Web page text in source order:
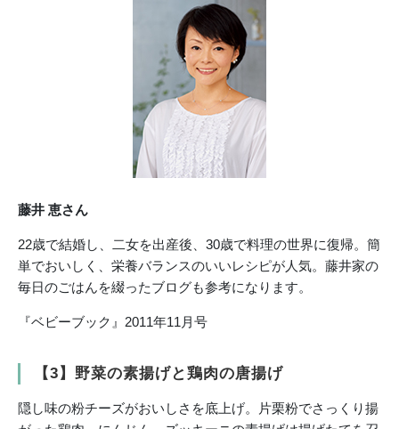
藤井 恵さん
22歳で結婚し、二女を出産後、30歳で料理の世界に復帰。簡
単でおいしく、栄養バランスのいいレシピが人気。藤井家の
毎日のごはんを綴ったブログも参考になります。
『ベビーブック』2011年11月号
【3】野菜の素揚げと鶏肉の唐揚げ
隠し味の粉チーズがおいしさを底上げ。片栗粉でさっくり揚